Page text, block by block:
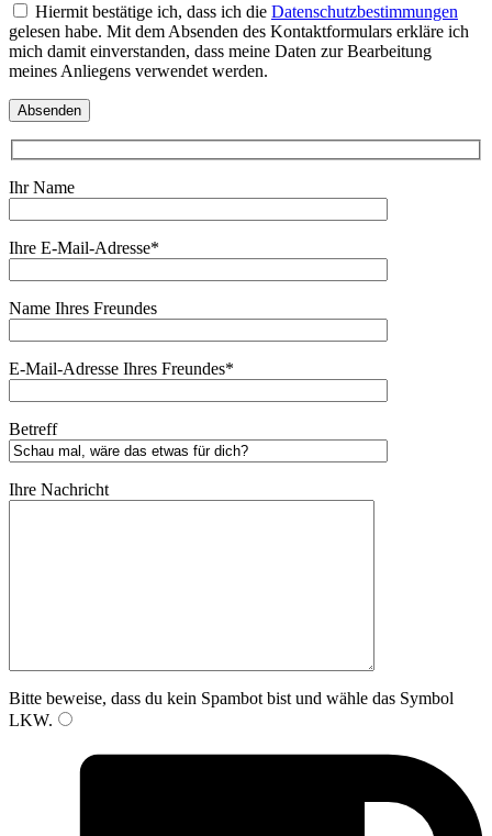
Hiermit bestätige ich, dass ich die Datenschutzbestimmungen
gelesen habe. Mit dem Absenden des Kontaktformulars erkläre ich
mich damit einverstanden, dass meine Daten zur Bearbeitung
meines Anliegens verwendet werden.
Ihr Name
Ihre E-Mail-Adresse*
Name Ihres Freundes
E-Mail-Adresse Ihres Freundes*
Betreff
Ihre Nachricht
Bitte beweise, dass du kein Spambot bist und wähle das Symbol
LKW.